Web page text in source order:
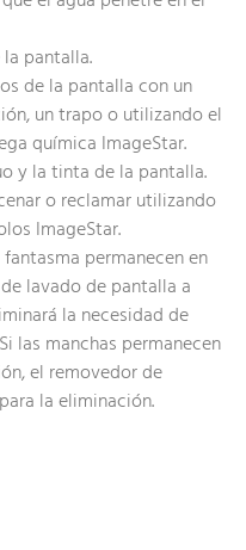
pantalla.
de la pantalla con un
un trapo o utilizando el
química ImageStar.
y la tinta de la pantalla.
o reclamar utilizando
ImageStar.
permanecen en
lavado de pantalla a
la necesidad de
las manchas permanecen
el removedor de
la eliminación.